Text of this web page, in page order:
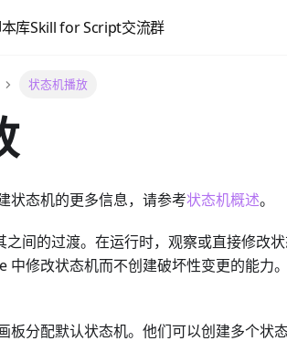
库Skill for Script交流群
状态机播放
状态机的更多信息，请参考状态机概述。
之间的过渡。在运行时，观察或直接修改
中修改状态机而不创建破坏性变更的能力
板分配默认状态机。他们可以创建多个状